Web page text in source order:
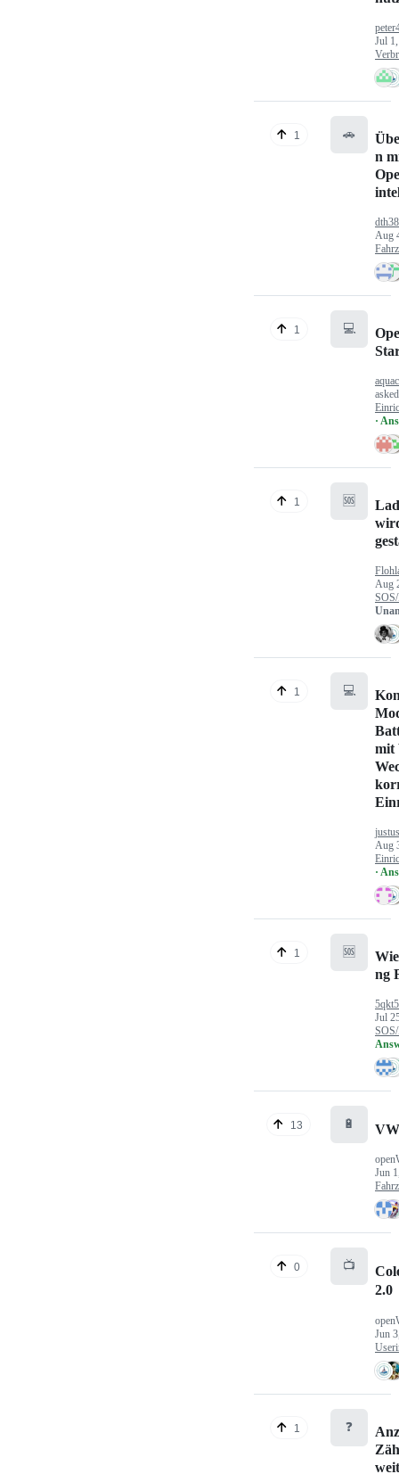
Jul
1 🚗
n
Aug
1 💻
·
1 🆘
Aug
1 💻
mit
Aug
·
1 🆘
ng
Jul
13 🔋
Jun
0 📺
2.0
Jun
1 ❓